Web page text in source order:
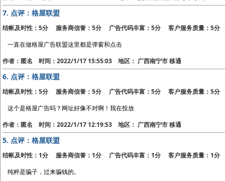
7. 点评：格屋联盟
结帐及时性：5分 服务商信誉：5分 广告代码丰富：5分 客户服务质量：5分
一直在做格屋广告联盟这里都是弹窗和点击
作者：匿名 时间：2022/1/17 15:55:03 地区： 广西南宁市 移通
6. 点评：格屋联盟
结帐及时性：5分 服务商信誉：5分 广告代码丰富：5分 客户服务质量：5分
这个是格屋广告吗？网址好像不对啊！我在投放
作者：匿名 时间：2022/1/17 12:19:53 地区： 广西南宁市 移通
5. 点评：格屋联盟
结帐及时性：1分 服务商信誉：1分 广告代码丰富：1分 客户服务质量：1分
纯粹是骗子，过来骗钱的。